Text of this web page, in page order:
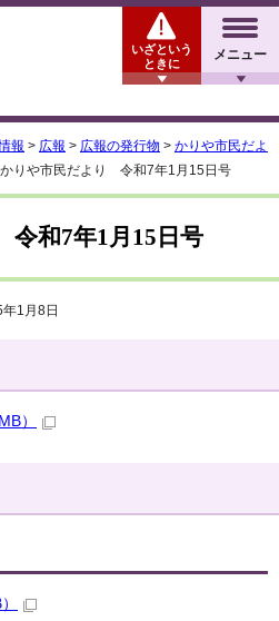
メニュー
いざという
ときに
報 > 広報 > 広報の発行物 > かりや市民だよ
りや市民だより 令和7年1月15日号
和7年1月15日号
1月8日
）